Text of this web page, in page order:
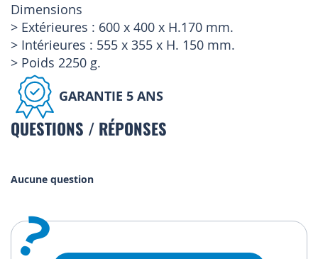
Dimensions
> Extérieures : 600 x 400 x H.170 mm.
> Intérieures : 555 x 355 x H. 150 mm.
> Poids 2250 g.
GARANTIE 5 ANS
QUESTIONS / RÉPONSES
Aucune question
?